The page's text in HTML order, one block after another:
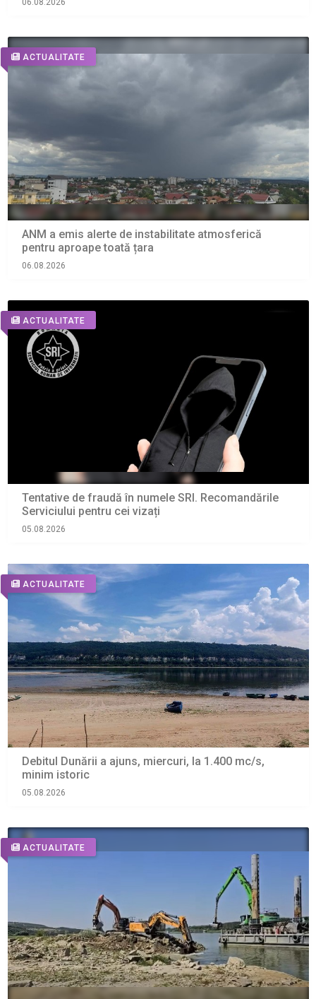
06.08.2026
ACTUALITATE
ANM a emis alerte de instabilitate atmosferică
pentru aproape toată țara
06.08.2026
ACTUALITATE
Tentative de fraudă în numele SRI. Recomandările
Serviciului pentru cei vizați
05.08.2026
ACTUALITATE
Debitul Dunării a ajuns, miercuri, la 1.400 mc/s,
minim istoric
05.08.2026
ACTUALITATE